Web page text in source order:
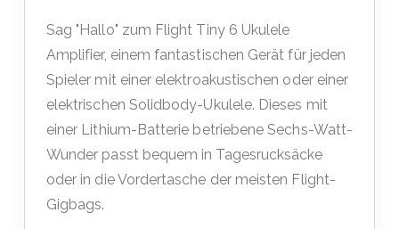
Sag "Hallo" zum Flight Tiny 6 Ukulele
Amplifier, einem fantastischen Gerät für jeden
Spieler mit einer elektroakustischen oder einer
elektrischen Solidbody-Ukulele. Dieses mit
einer Lithium-Batterie betriebene Sechs-Watt-
Wunder passt bequem in Tagesrucksäcke
oder in die Vordertasche der meisten Flight-
Gigbags.